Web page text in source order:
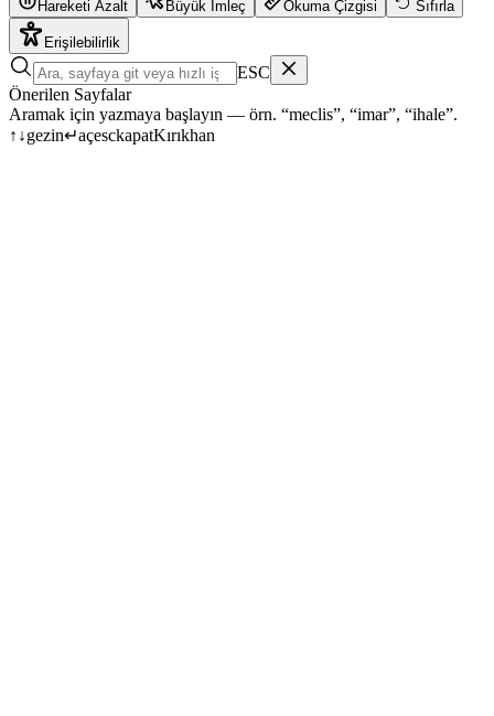
Hareketi Azalt
Büyük İmleç Okuma Çizgisi Sıfırla
Erişilebilirlik
ESC
Önerilen Sayfalar
Aramak için yazmaya başlayın — örn. “meclis”, “imar”, “ihale”.
↑ ↓gezin↵açesckapatKırıkhan